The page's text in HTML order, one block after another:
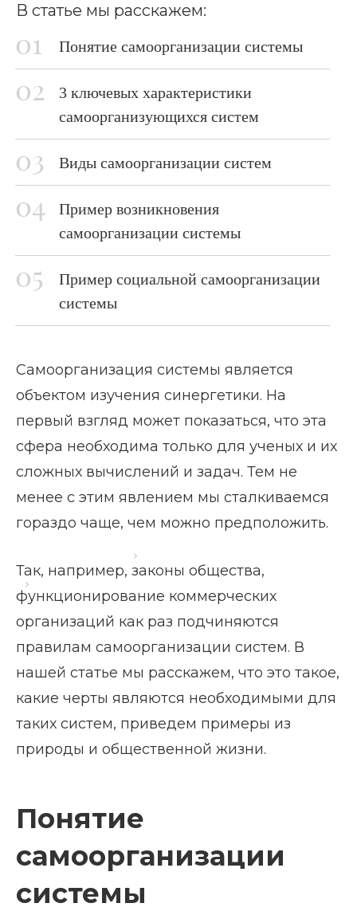
В статье мы расскажем:
Понятие самоорганизации системы
3 ключевых характеристики
самоорганизующихся систем
Виды самоорганизации систем
Пример возникновения
самоорганизации системы
Пример социальной самоорганизации
системы
Самоорганизация системы является
объектом изучения синергетики. На
первый взгляд может показаться, что эта
сфера необходима только для ученых и их
сложных вычислений и задач. Тем не
менее с этим явлением мы сталкиваемся
гораздо чаще, чем можно предположить.
Так, например, законы общества,
функционирование коммерческих
организаций как раз подчиняются
правилам самоорганизации систем. В
нашей статье мы расскажем, что это такое,
какие черты являются необходимыми для
таких систем, приведем примеры из
природы и общественной жизни.
Понятие
самоорганизации
системы